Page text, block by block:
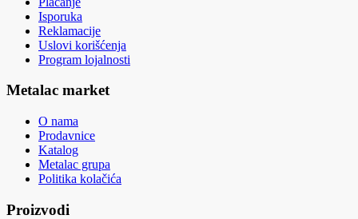
Isporuka
Reklamacije
Uslovi korišćenja
Program lojalnosti
Metalac market
O nama
Prodavnice
Katalog
Metalac grupa
Politika kolačića
Proizvodi